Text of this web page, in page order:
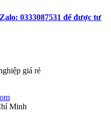
0333087531 để được tư
giá rẻ
Minh